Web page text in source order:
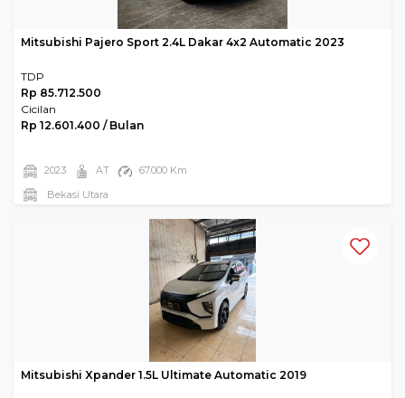
Mitsubishi Pajero Sport 2.4L Dakar 4x2 Automatic 2023
TDP
Rp 85.712.500
Cicilan
Rp 12.601.400 / Bulan
2023 AT
67.000 Km
Bekasi Utara
Mitsubishi Xpander 1.5L Ultimate Automatic 2019